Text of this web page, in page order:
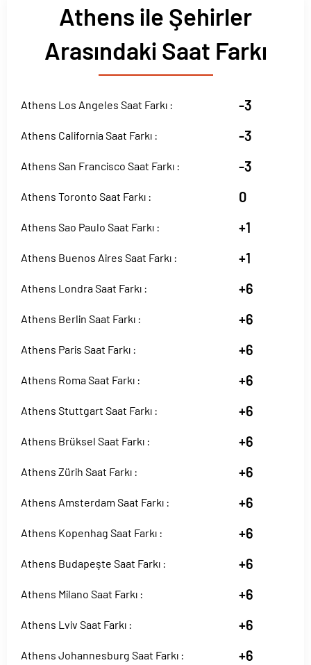
Athens ile Şehirler
Arasındaki Saat Farkı
Athens Los Angeles Saat Farkı : -3
Athens California Saat Farkı : -3
Athens San Francisco Saat Farkı : -3
Athens Toronto Saat Farkı : 0
Athens Sao Paulo Saat Farkı : +1
Athens Buenos Aires Saat Farkı : +1
Athens Londra Saat Farkı : +6
Athens Berlin Saat Farkı : +6
Athens Paris Saat Farkı : +6
Athens Roma Saat Farkı : +6
Athens Stuttgart Saat Farkı : +6
Athens Brüksel Saat Farkı : +6
Athens Zürih Saat Farkı : +6
Athens Amsterdam Saat Farkı : +6
Athens Kopenhag Saat Farkı : +6
Athens Budapeşte Saat Farkı : +6
Athens Milano Saat Farkı : +6
Athens Lviv Saat Farkı : +6
Athens Johannesburg Saat Farkı : +6